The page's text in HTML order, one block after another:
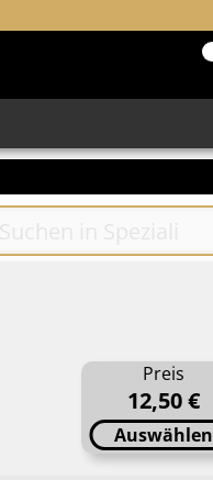
Preis
12,50 €
Auswählen